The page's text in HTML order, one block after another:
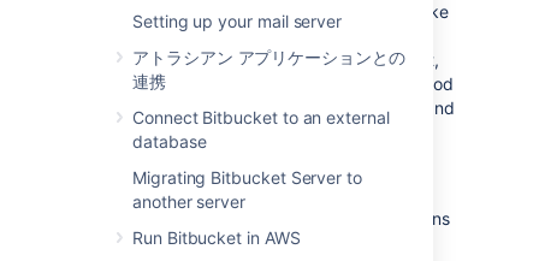
Setting up your mail server
アトラシアン アプリケーションとの
連携
Connect Bitbucket to an external
database
Migrating Bitbucket Server to
another server
Run Bitbucket in AWS
older pull request has not had any activity
(like
commits,
comments or approvals) in a set
amount of time, it will be declined. By default,
the option is on and set to 4 weeks. This period
of inactivity can be overwritten for projects and
repositories.
There is an instance-wide configuration
propertyfor this feature in
the bitbucket.properties file that allows admins
to disable orturn the feature off.